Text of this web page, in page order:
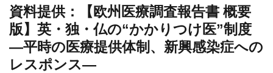
ン
次
の
投
資料提供：【欧州医療調査報告書 概要
版】英・独・仏の“かかりつけ医”制度
―平時の医療提供体制、新興感染症への
レスポンス―